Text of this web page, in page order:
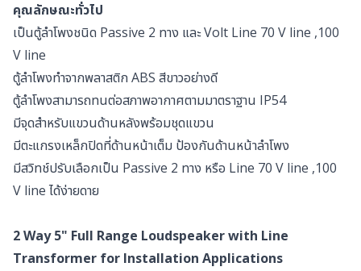
คุณลักษณะทั่วไป
เป็นตู้ลำโพงชนิด Passive 2 ทาง และ Volt Line 70 V line ,100
V line
ตู้ลำโพงทำจากพลาสติก ABS สีขาวอย่างดี
ตู้ลำโพงสามารถทนต่อสภาพอากาศตามมาตราฐาน IP54
มีจุดสำหรับแขวนด้านหลังพร้อมชุดแขวน
มีตะแกรงเหล็กปิดที่ด้านหน้าเต็ม ป้องกันด้านหน้าลำโพง
มีสวิทช์ปรับเลือกเป็น Passive 2 ทาง หรือ Line 70 V line ,100
V line ได้ง่ายดาย
2 Way 5" Full Range Loudspeaker with Line
Transformer for Installation Applications